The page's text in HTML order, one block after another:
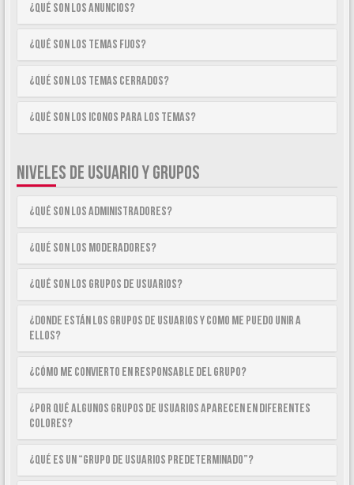
¿Qué son los anuncios?
¿Qué son los temas fijos?
¿Qué son los temas cerrados?
¿Qué son los iconos para los temas?
NIVELES DE USUARIO Y GRUPOS
¿Qué son los Administradores?
¿Qué son los Moderadores?
¿Qué son los Grupos de Usuarios?
¿Donde están los Grupos de Usuarios y como me puedo unir a
ellos?
¿Cómo me convierto en Responsable del Grupo?
¿Por qué algunos Grupos de Usuarios aparecen en diferentes
colores?
¿Qué es un “Grupo de Usuarios predeterminado”?